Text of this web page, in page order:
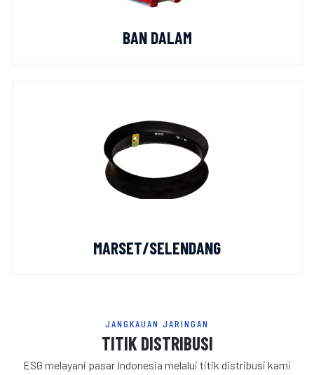
BAN DALAM
MARSET/SELENDANG
JANGKAUAN JARINGAN
TITIK DISTRIBUSI
ESG melayani pasar Indonesia melalui titik distribusi kami